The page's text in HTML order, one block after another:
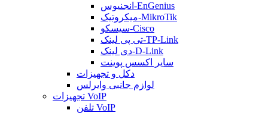
انجنیوس-EnGenius
میکروتیک-MikroTik
سیسکو-Cisco
تی پی لینک-TP-Link
دی لینک-D-Link
سایر اکسس پوینت
دکل و تجهیزات
لوازم جانبی وایرلس
تجهیزات VoIP
تلفن VoIP